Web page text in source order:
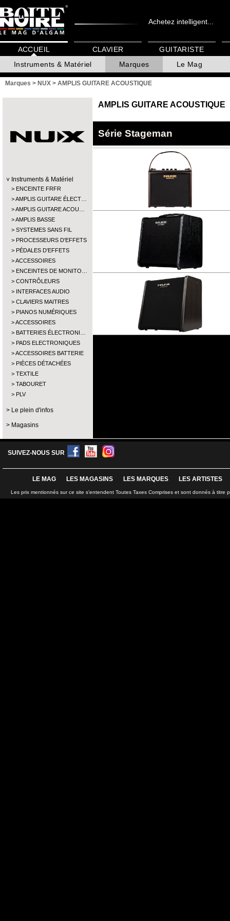
Achetez intelligent...
ACCUEIL
Instruments & Matériel
Marques Le Mag
CLAVIER GUITARISTE
Marques > NUX > AMPLIS GUITARE ACOUSTIQUE
Instruments & Matériel
ENCEINTE FRFR
AMPLIS GUITARE ÉLECT…
AMPLIS GUITARE ACOU…
AMPLIS BASSE
SYSTEMES SANS FIL
PROCESSEURS D'EFFETS
PÉDALES D'EFFETS
ACCESSOIRES
ENCEINTES DE MONITO…
CONTRÔLEURS
INTERFACES AUDIO
CLAVIERS MAITRES
PIANOS NUMÉRIQUES
ACCESSOIRES
BATTERIES ÉLECTRONI…
PADS ELECTRONIQUES
ACCESSOIRES BATTERIE
PIÈCES DÉTACHÉES
TEXTILE
TABOURET
PLV
Le plein d'infos
Magasins
AMPLIS GUITARE ACOUSTIQUE
Série Stageman
SUIVEZ-NOUS SUR
LE MAG LES MAGASINS LES MARQUES LES ARTISTES
Les prix mentionnés sur ce site s'entendent Toutes Taxes Comprises et sont donnés à